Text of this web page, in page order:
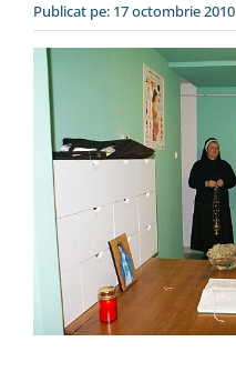
Special
Publicat pe: 17 octombrie 2010